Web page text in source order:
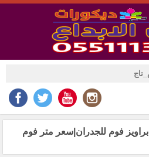
براويز فوم للجدران|سعر متر فوم